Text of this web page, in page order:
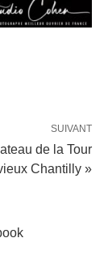
SUIVANT
de la Tour
Chantilly »